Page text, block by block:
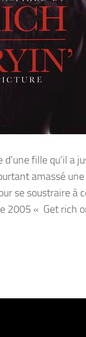
fille qu’il
amassé
se soustraire à
2005 « Get rich